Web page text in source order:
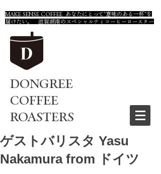
MAKE SENSE COFFEE あなたにとって"意味のある一杯"を
届けたい。 滋賀湖南のスペシャルティコーヒーロースター
DONGREE
COFFEE
ROASTERS
ゲストバリスタ Yasu
Nakamura from ドイツ